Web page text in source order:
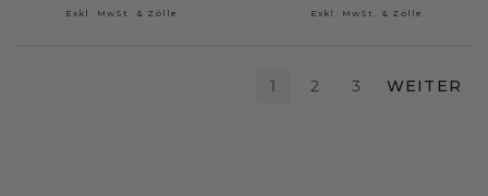
Exkl. MwSt. & Zölle Exkl. MwSt. & Zölle
1 2 3 WEITER